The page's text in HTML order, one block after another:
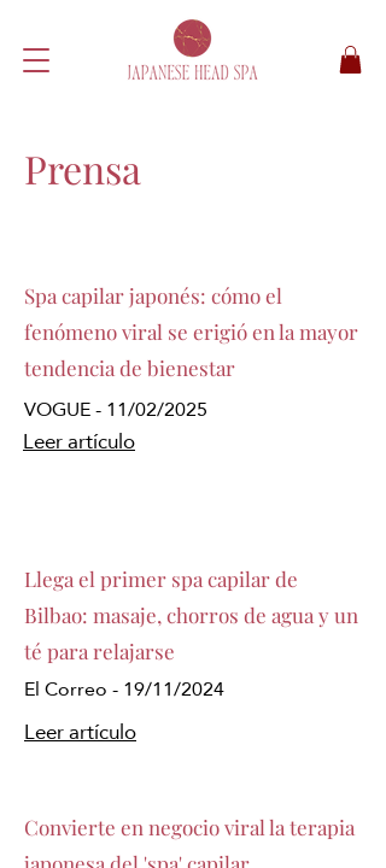
Prensa
Spa capilar japonés: cómo el
fenómeno viral se erigió en la mayor
tendencia de bienestar
VOGUE - 11/02/2025
Leer artículo
Llega el primer spa capilar de
Bilbao: masaje, chorros de agua y un
té para relajarse
El Correo - 19/11/2024
Leer artículo
Convierte en negocio viral la terapia